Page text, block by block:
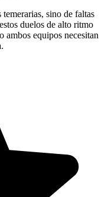
sino de faltas
duelos de alto ritmo
ambos equipos necesitan